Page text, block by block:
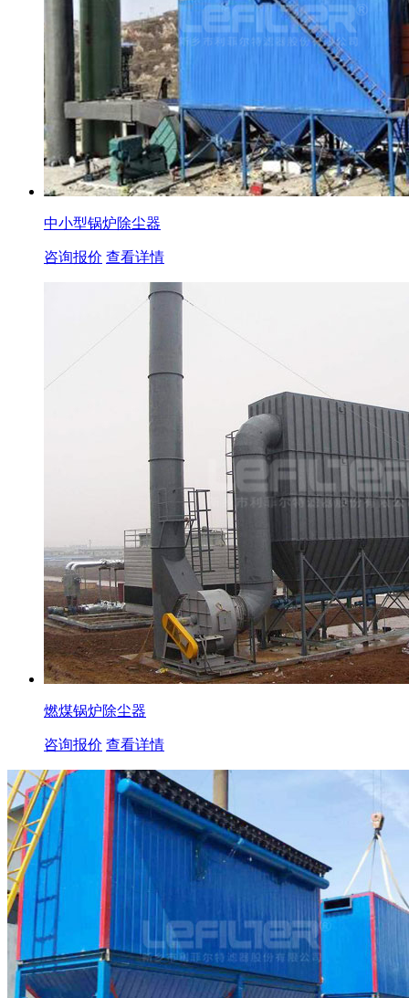
中小型锅炉除尘器
咨询报价 查看详情
燃煤锅炉除尘器
咨询报价 查看详情